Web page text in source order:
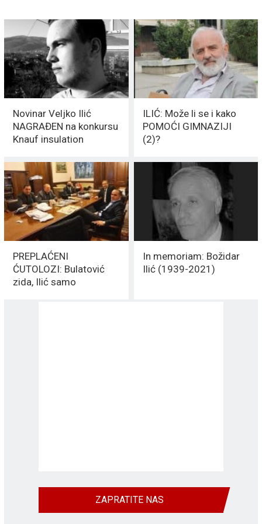
Novinar Veljko Ilić
NAGRAĐEN na konkursu
Knauf insulation
ILIĆ: Može li se i kako
POMOĆI GIMNAZIJI
(2)?
PREPLAĆENI
ĆUTOLOZI: Bulatović
zida, Ilić samo
In memoriam: Božidar
Ilić (1939-2021)
ZAPRATITE NAS